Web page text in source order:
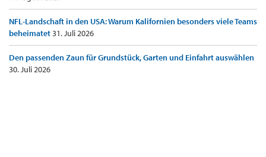
NFL-Landschaft in den USA: Warum Kalifornien besonders viele Teams
beheimatet31. Juli 2026
Den passenden Zaun für Grundstück, Garten und Einfahrt auswählen
30. Juli 2026